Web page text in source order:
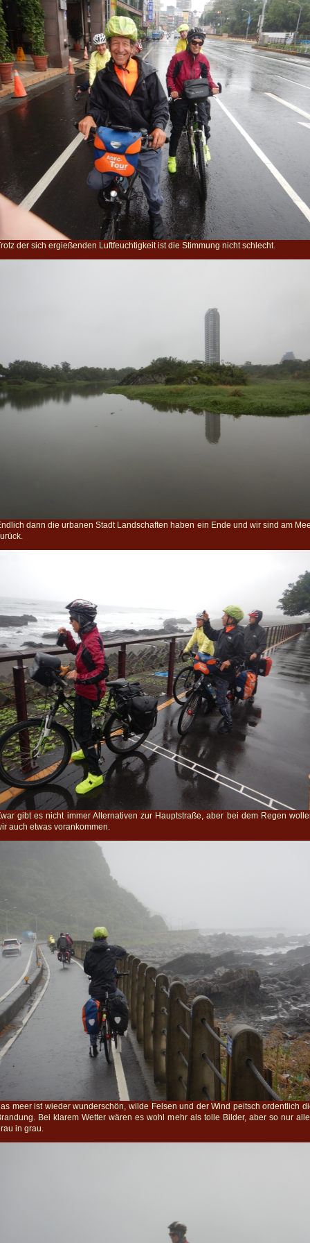
der sich ergießenden Luftfeuchtigkeit ist die Stimmung nicht schlecht.
dann die urbanen Stadt Landschaften haben ein Ende und wir sind am
gibt es nicht immer Alternativen zur Hauptstraße, aber bei dem Regen
auch etwas vorankommen.
meer ist wieder wunderschön, wilde Felsen und der Wind peitsch ordentlich
Bei klarem Wetter wären es wohl mehr als tolle Bilder, aber so nur
in grau.